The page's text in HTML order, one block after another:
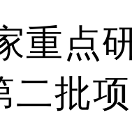
点研
二批